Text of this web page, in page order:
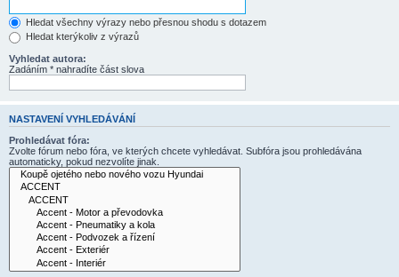
Hledat všechny výrazy nebo přesnou shodu s dotazem
Hledat kterýkoliv z výrazů
Vyhledat autora:
Zadáním * nahradíte část slova
NASTAVENÍ VYHLEDÁVÁNÍ
Prohledávat fóra:
Zvolte fórum nebo fóra, ve kterých chcete vyhledávat. Subfóra jsou prohledávána
automaticky, pokud nezvolíte jinak.